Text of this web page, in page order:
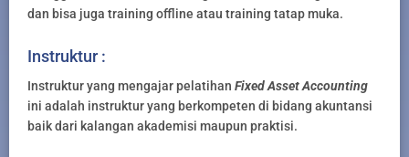
dan bisa juga training offline atau training tatap muka.
Instruktur :
Instruktur yang mengajar pelatihan Fixed Asset Accounting
ini adalah instruktur yang berkompeten di bidang akuntansi
baik dari kalangan akademisi maupun praktisi.